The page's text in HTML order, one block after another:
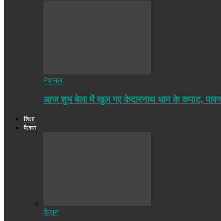
नेशनल
आज शुभ बेला में खुल गए केदारनाथ धाम के कपाट,
शिक्षा
फैशन
फैशन